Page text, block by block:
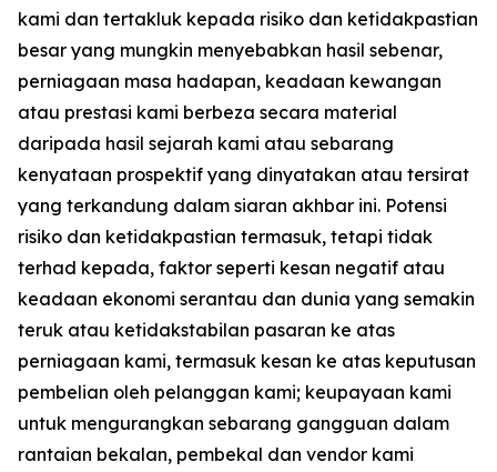
kami dan tertakluk kepada risiko dan ketidakpastian
besar yang mungkin menyebabkan hasil sebenar,
perniagaan masa hadapan, keadaan kewangan
atau prestasi kami berbeza secara material
daripada hasil sejarah kami atau sebarang
kenyataan prospektif yang dinyatakan atau tersirat
yang terkandung dalam siaran akhbar ini. Potensi
risiko dan ketidakpastian termasuk, tetapi tidak
terhad kepada, faktor seperti kesan negatif atau
keadaan ekonomi serantau dan dunia yang semakin
teruk atau ketidakstabilan pasaran ke atas
perniagaan kami, termasuk kesan ke atas keputusan
pembelian oleh pelanggan kami; keupayaan kami
untuk mengurangkan sebarang gangguan dalam
rantaian bekalan, pembekal dan vendor kami